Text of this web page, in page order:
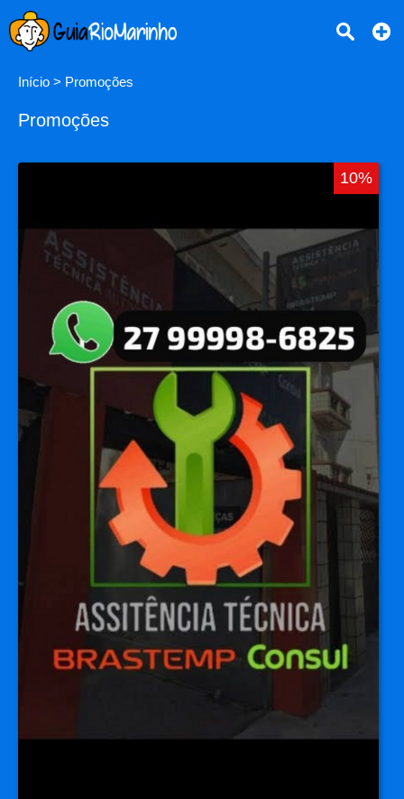
Início > Promoções
Promoções
10%